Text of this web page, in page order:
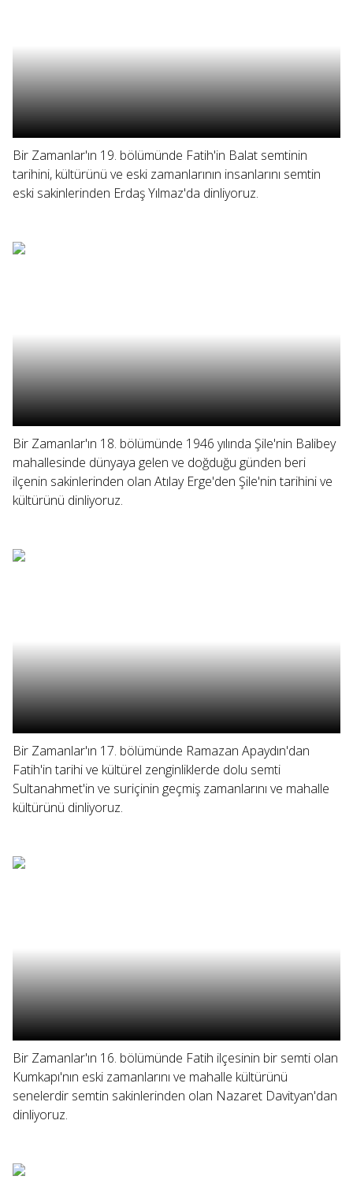
Bir Zamanlar'ın 19. bölümünde Fatih'in Balat semtinin
tarihini, kültürünü ve eski zamanlarının insanlarını semtin
eski sakinlerinden Erdaş Yılmaz'da dinliyoruz.
Bir Zamanlar'ın 18. bölümünde 1946 yılında Şile'nin Balibey
mahallesinde dünyaya gelen ve doğduğu günden beri
ilçenin sakinlerinden olan Atılay Erge'den Şile'nin tarihini ve
kültürünü dinliyoruz.
Bir Zamanlar'ın 17. bölümünde Ramazan Apaydın'dan
Fatih'in tarihi ve kültürel zenginliklerde dolu semti
Sultanahmet'in ve suriçinin geçmiş zamanlarını ve mahalle
kültürünü dinliyoruz.
Bir Zamanlar'ın 16. bölümünde Fatih ilçesinin bir semti olan
Kumkapı'nın eski zamanlarını ve mahalle kültürünü
senelerdir semtin sakinlerinden olan Nazaret Davityan'dan
dinliyoruz.